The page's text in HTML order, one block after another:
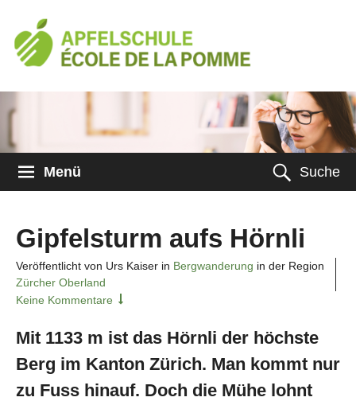
Menü Suche
Gipfelsturm aufs Hörnli
Veröffentlicht von Urs Kaiser in Bergwanderung in der Region
Zürcher Oberland
Keine Kommentare
Mit 1133 m ist das Hörnli der höchste
Berg im Kanton Zürich. Man kommt nur
zu Fuss hinauf. Doch die Mühe lohnt